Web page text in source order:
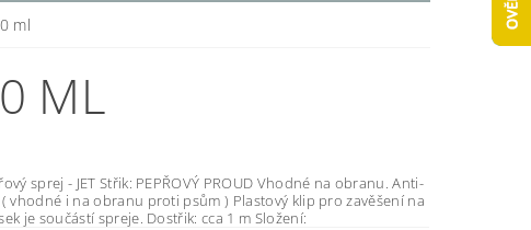
ml
ML
Střik: PEPŘOVÝ PROUD Vhodné na obranu. Anti-
i na obranu proti psům ) Plastový klip pro zavěšení na
opasek je součástí spreje. Dostřik: cca 1 m Složení: